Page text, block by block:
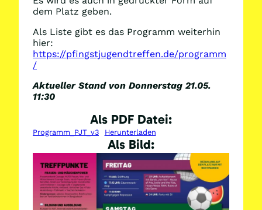
dem Platz geben.
Als Liste gibt es das Programm weiterhin
hier:
https://pfingstjugendtreffen.de/programm
/
Aktueller Stand von Donnerstag 21.05.
11:30
Als PDF Datei:
Programm_PJT_v3 Herunterladen
Als Bild: